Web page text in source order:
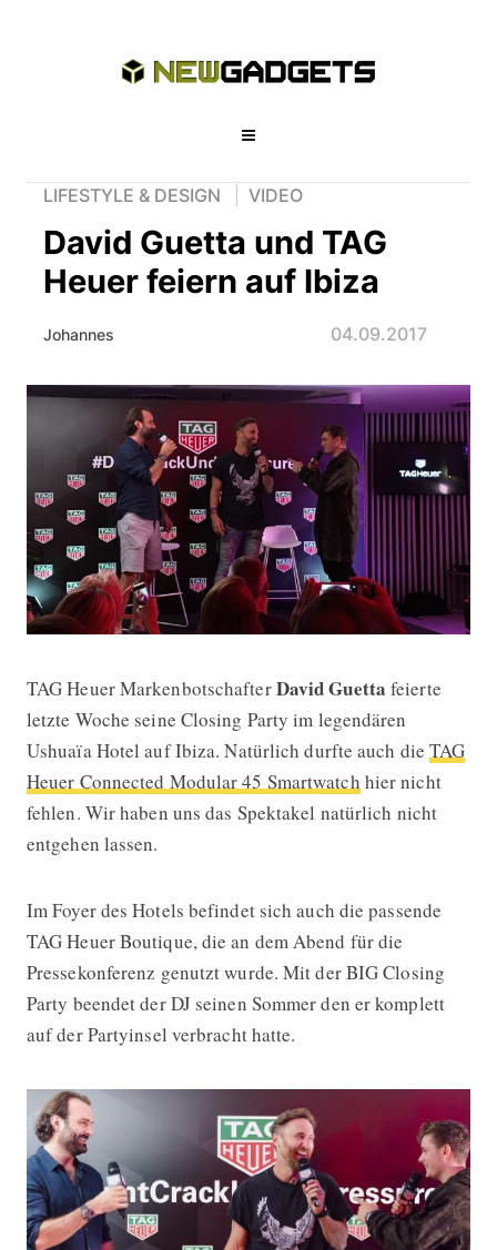
LIFESTYLE & DESIGN VIDEO
David Guetta und TAG
Heuer feiern auf Ibiza
Johannes 04.09.2017
David Guetta und TAG Heuer feiern
TAG Heuer MarkenbotschafterDavid Guetta feierte
letzte Woche seine Closing Party im legendären
Ushuaïa Hotel auf Ibiza. Natürlich durfte auch dieTAG
Heuer Connected Modular 45 Smartwatch hier nicht
fehlen. Wir haben uns das Spektakel natürlich nicht
entgehen lassen.
Im Foyer des Hotels befindet sich auch die passende
TAG Heuer Boutique, die an dem Abend für die
Pressekonferenz genutzt wurde. Mit der BIG Closing
Party beendet der DJ seinen Sommer den er komplett
auf der Partyinsel verbracht hatte.